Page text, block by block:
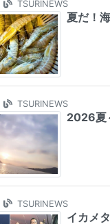
TSURINEWS
夏だ！
TSURINEWS
2026夏
TSURINEWS
イカメ